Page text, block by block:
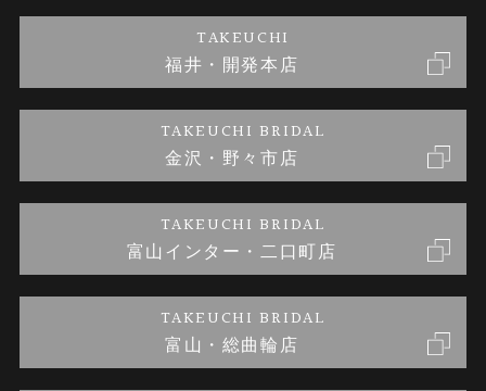
婚約ネックレス
金・プラチナのお取引
ブランドリスト
金澤指輪工房｜手作りペアリング
金澤指輪工房｜手作り結婚指輪 and 婚約指輪
金澤指輪工房｜手作り婚約指輪プロポーズプラン
お客様の声
プライバシーポリシー
TAKEUCHI
福井・開発本店
TAKEUCHI BRIDAL
金沢・野々市店
TAKEUCHI BRIDAL
富山インター・二口町店
TAKEUCHI BRIDAL
富山・総曲輪店